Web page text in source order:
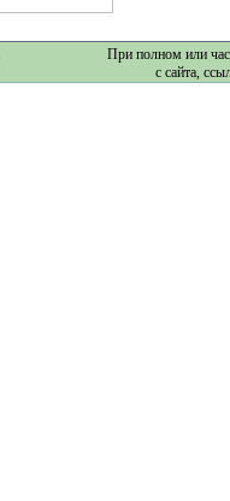
При полном или
с сайта,